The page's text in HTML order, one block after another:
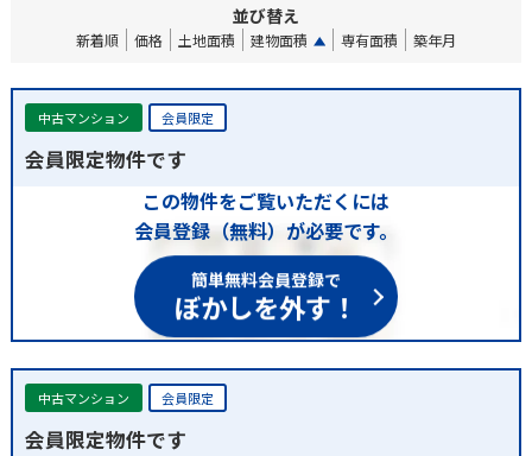
並び替え
新着順 価格 土地面積 建物面積 専有面積 築年月
中古マンション 会員限定
会員限定物件です
この物件をご覧いただくには
会員登録（無料）が必要です。
簡単無料会員登録で
ぼかしを外す！
中古マンション 会員限定
会員限定物件です